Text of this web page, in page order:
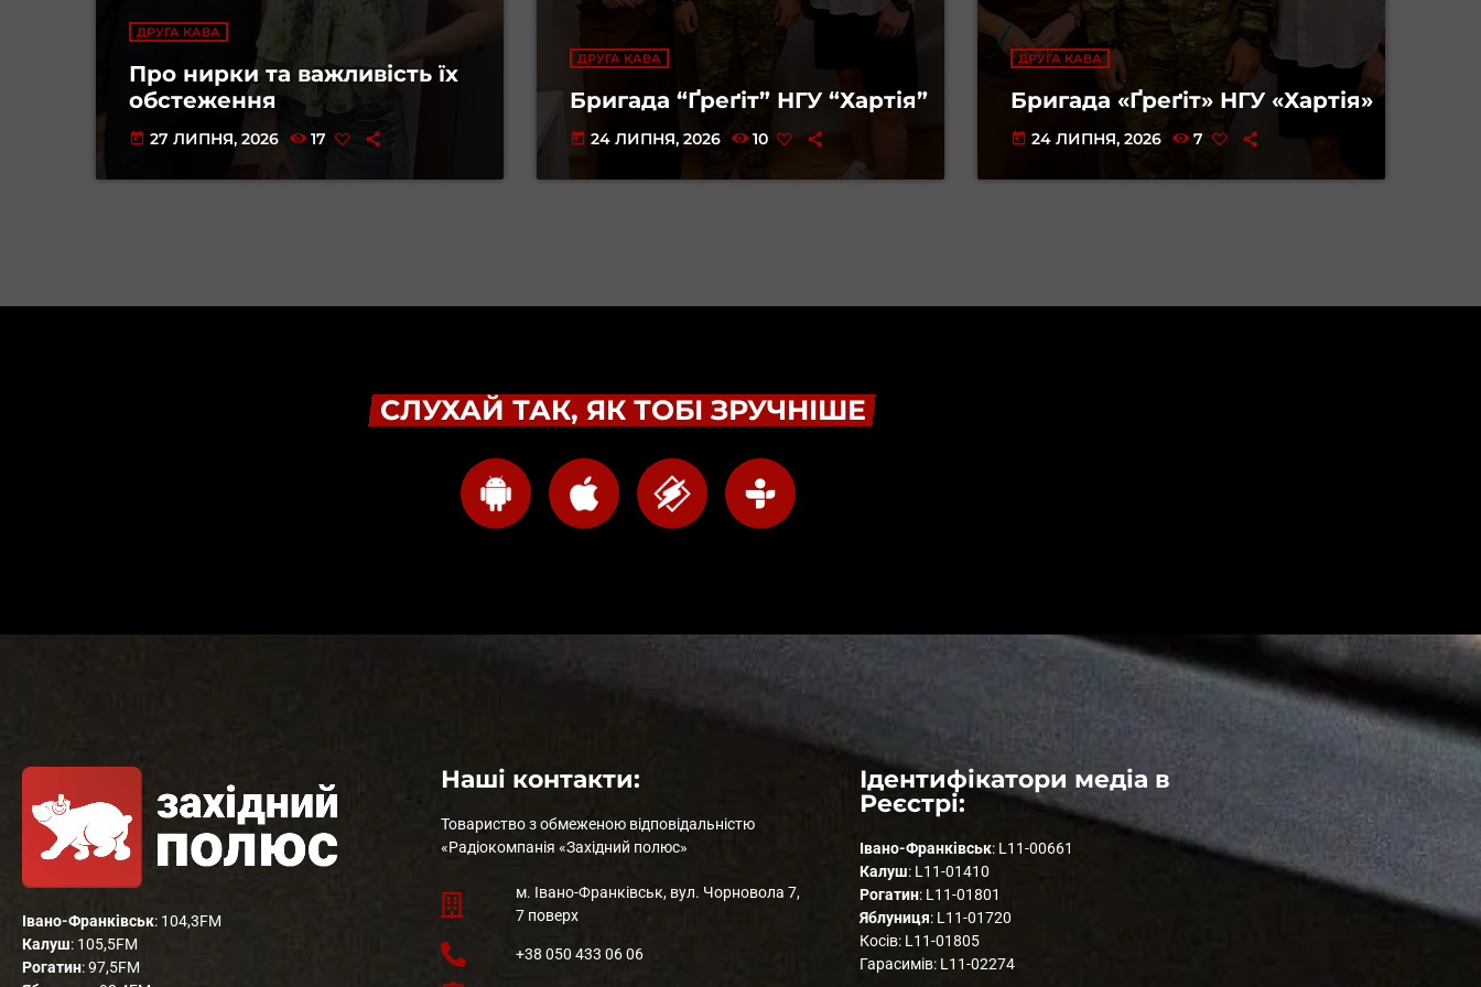
ДРУГА КАВА
Про нирки та важливість їх
обстеження
today 27 ЛИПНЯ, 2026 17
ДРУГА КАВА
Бригада “Ґреґіт” НГУ “Хартія”
today 24 ЛИПНЯ, 2026 10
ДРУГА КАВА
Бригада «Ґреґіт» НГУ «Хартія»
today 24 ЛИПНЯ, 2026 7
СЛУХАЙ ТАК, ЯК ТОБІ ЗРУЧНІШЕ
Івано-Франківськ: 104,3FM
Калуш: 105,5FM
Рогатин: 97,5FM
Наші контакти:
Товариство з обмеженою відповідальністю
«Радіокомпанія «Західний полюс»
м. Івано-Франківськ, вул. Чорновола 7,
7 поверх
+38 050 433 06 06
Ідентифікатори медіа в
Реєстрі:
Івано-Франківськ: L11-00661
Калуш: L11-01410
Рогатин: L11-01801
Яблуниця: L11-01720
Косів: L11-01805
Гарасимів: L11-02274